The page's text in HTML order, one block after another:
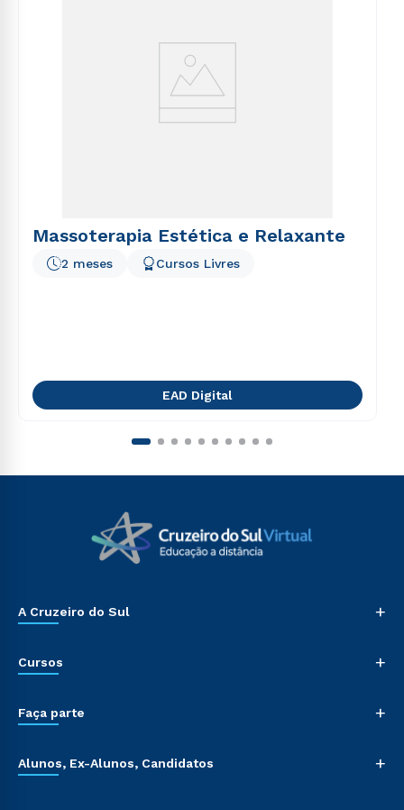
Massoterapia Estética e Relaxante
2 meses Cursos Livres
EAD Digital
A Cruzeiro do Sul +
Cursos +
Faça parte +
Alunos, Ex-Alunos, Candidatos +